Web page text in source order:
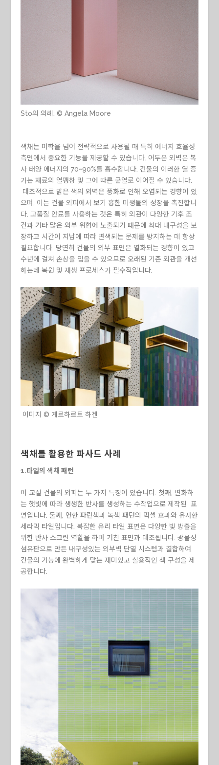
Sto의 의례, © Angela Moore
색채는 미학을 넘어 전략적으로 사용될 때 특히 에너지 효율성
측면에서 중요한 기능을 제공할 수 있습니다. 어두운 외벽은 복
사 태양 에너지의 70~90%를 흡수합니다. 건물의 이러한 열 증
가는 재료의 열팽창 및 그에 따른 균열로 이어질 수 있습니다.
대조적으로 밝은 색의 외벽은 풍화로 인해 오염되는 경향이 있
으며, 이는 건물 외피에서 보기 흉한 미생물의 성장을 촉진합니
다. 고품질 안료를 사용하는 것은 특히 외관이 다양한 기후 조
건과 기타 많은 외부 위협에 노출되기 때문에 최대 내구성을 보
장하고 시간이 지남에 따라 변색되는 문제를 방지하는 데 항상
필요합니다. 당연히 건물의 외부 표면은 열화되는 경향이 있고
수년에 걸쳐 손상을 입을 수 있으므로 오래된 기존 외관을 개선
하는데 복원 및 재생 프로세스가 필수적입니다.
이미지 © 게르하르트 하겐
색채를 활용한 파사드 사례
1.타일의 색채 패턴
이 교실 건물의 외피는 두 가지 특징이 있습니다. 첫째, 변화하
는 햇빛에 따라 생생한 반사를 생성하는 수작업으로 제작된 표
면입니다. 둘째, 연한 파란색과 녹색 패턴의 픽셀 효과와 유사한
세라믹 타일입니다. 복잡한 유리 타일 표면은 다양한 빛 방출을
위한 반사 스크린 역할을 하며 거친 표면과 대조됩니다. 광물성
섬유판으로 만든 내구성있는 외부벽 단열 시스템과 결합하여
건물의 기능에 완벽하게 맞는 재미있고 실용적인 색 구성을 제
공합니다.